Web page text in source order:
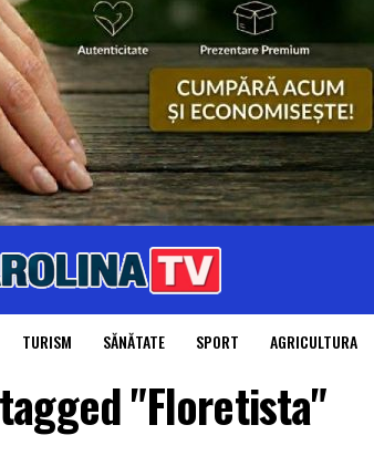
TURISM SĂNĂTATE SPORT AGRICULTURA
"Floretista"